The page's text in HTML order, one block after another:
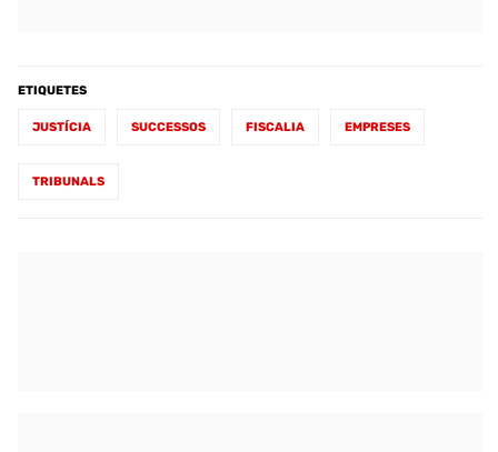
ETIQUETES
JUSTÍCIA SUCCESSOS FISCALIA EMPRESES
TRIBUNALS